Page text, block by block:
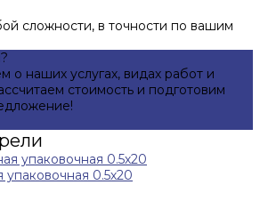
сложности, в точности по вашим
о наших услугах, видах работ и
стоимость и подготовим
0.5х20